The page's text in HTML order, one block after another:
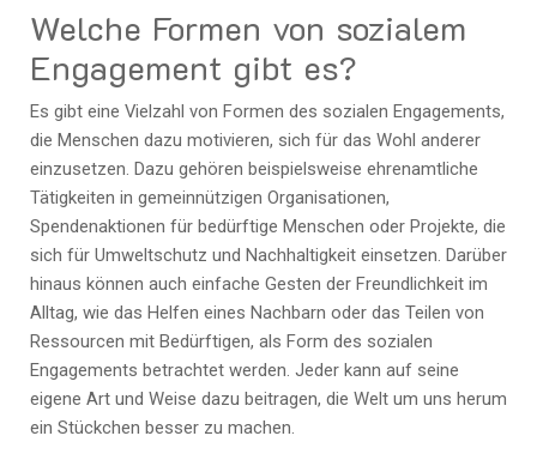
Welche Formen von sozialem
Engagement gibt es?
Es gibt eine Vielzahl von Formen des sozialen Engagements,
die Menschen dazu motivieren, sich für das Wohl anderer
einzusetzen. Dazu gehören beispielsweise ehrenamtliche
Tätigkeiten in gemeinnützigen Organisationen,
Spendenaktionen für bedürftige Menschen oder Projekte, die
sich für Umweltschutz und Nachhaltigkeit einsetzen. Darüber
hinaus können auch einfache Gesten der Freundlichkeit im
Alltag, wie das Helfen eines Nachbarn oder das Teilen von
Ressourcen mit Bedürftigen, als Form des sozialen
Engagements betrachtet werden. Jeder kann auf seine
eigene Art und Weise dazu beitragen, die Welt um uns herum
ein Stückchen besser zu machen.